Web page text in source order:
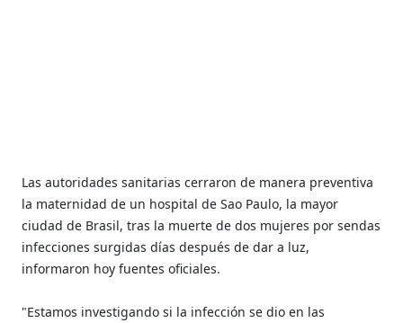
Las autoridades sanitarias cerraron de manera preventiva
la maternidad de un hospital de Sao Paulo, la mayor
ciudad de Brasil, tras la muerte de dos mujeres por sendas
infecciones surgidas días después de dar a luz,
informaron hoy fuentes oficiales.
"Estamos investigando si la infección se dio en las